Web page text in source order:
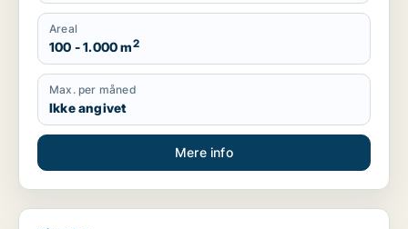
Areal
100 - 1.000 m2
Max. per måned
Ikke angivet
Mere info